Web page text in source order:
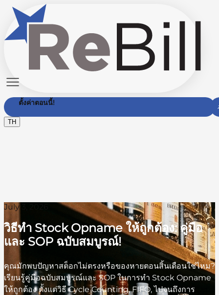
ตั้งค่าตอนนี้!
TH
July 3, 2026
วิธีทำ Stock Opname ให้ถูกต้อง: คู่มือ
และ SOP ฉบับสมบูรณ์!
คุณมักพบปัญหาสต็อกไม่ตรงหรือของหายตอนสิ้นเดือนใช่ไหม?
เรียนรู้คู่มือฉบับสมบูรณ์และ SOP ในการทำ Stock Opname
ให้ถูกต้อง ตั้งแต่วิธี Cycle Counting, FIFO, ไปจนถึงการ